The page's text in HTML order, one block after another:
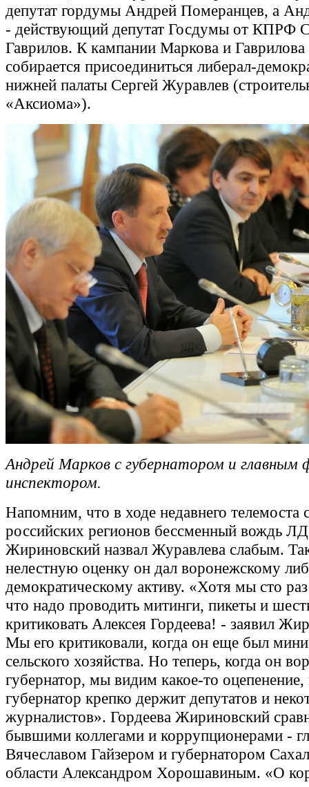
депутат гордумы Андрей Померанцев, а
- действующий депутат Госдумы от КПРФ
Гаврилов. К кампании Маркова и Гаврилова
собирается присоединиться либерал-
нижней палаты Сергей Журавлев
«Аксиома»).
Андрей Марков с губернатором и главным
инспектором.
Напомним, что в ходе недавнего телемоста
российских регионов бессменный вождь
Жириновский назвал Журавлева слабым.
нелестную оценку он дал воронежскому
демократическому активу. «Хотя мы сто
что надо проводить митинги, пикеты и
критиковать Алексея Гордеева! - заявил
Мы его критиковали, когда он еще был
сельского хозяйства. Но теперь, когда он
губернатор, мы видим какое-то
губернатор крепко держит депутатов и
журналистов». Гордеева Жириновский
бывшими коллегами и коррупционерами -
Вячеславом Гайзером и губернатором
области Александром Хорошавиным. «О